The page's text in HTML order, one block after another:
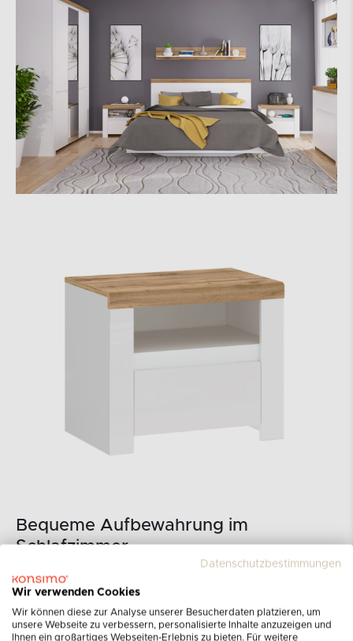
Bequeme Aufbewahrung im
Schlafzimmer
Nachttische können als Set auf beiden Seiten
des Bettes oder einzeln je nach Bedarf der
Benutzer und des freien Platzes im Raum
Datenschutzbestimmungen
Wir verwenden Cookies
Wir können diese zur Analyse unserer Besucherdaten platzieren, um
unsere Webseite zu verbessern, personalisierte Inhalte anzuzeigen und
Ihnen ein großartiges Webseiten-Erlebnis zu bieten. Für weitere